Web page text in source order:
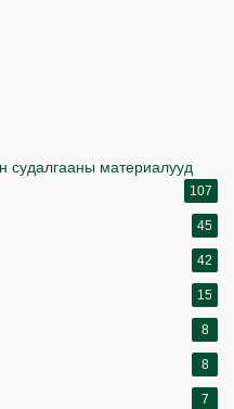
судалгааны материалууд
107
45
42
15
8
8
7